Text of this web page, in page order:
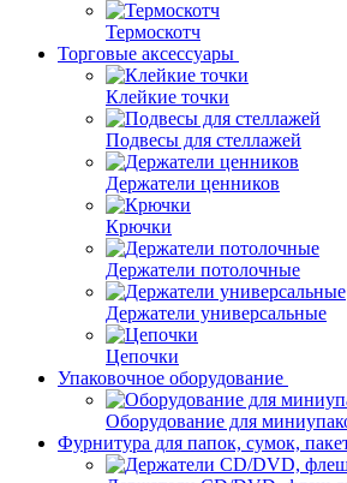
Термоскотч
Торговые аксессуары
Клейкие точки
Подвесы для стеллажей
Держатели ценников
Крючки
Держатели потолочные
Держатели универсальные
Цепочки
Упаковочное оборудование
Оборудование для
Фурнитура для папок, сумок,